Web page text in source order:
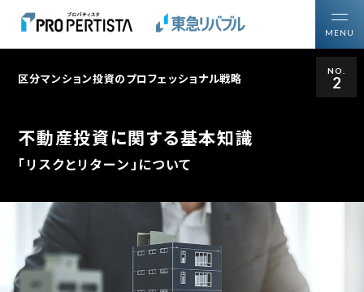
MENU
NO.
2
区分マンション投資のプロフェッショナル戦略
不動産投資に関する基本知識
「リスクとリターン」について
トップ
ご所有の投資用不動産を
売りたい方
区分マンション投資について知る・学ぶ
区分マンション投資ガイド
購入・売却ガイドブック